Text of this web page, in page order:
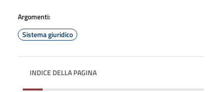
Argomenti:
Sistema giuridico
INDICE DELLA PAGINA